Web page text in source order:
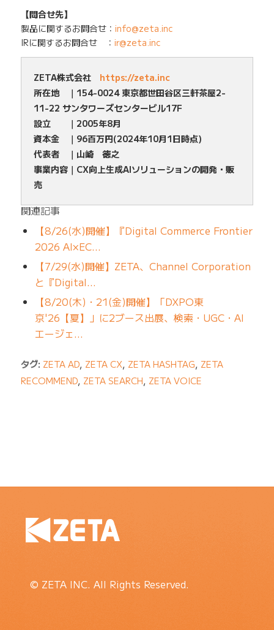
【問合せ先】
製品に関するお問合せ： info@zeta.inc
IRに関するお問合せ ： ir@zeta.inc
ZETA株式会社 https://zeta.inc
所在地 ｜154-0024 東京都世田谷区三軒茶屋2-
11-22 サンタワーズセンタービル17F
設立 ｜2005年8月
資本金 ｜96百万円(2024年10月1日時点)
代表者 ｜山崎 徳之
事業内容｜CX向上生成AIソリューションの開発・販
売
関連記事
【8/26(水)開催】『Digital Commerce Frontier
2026 AI×EC…
【7/29(水)開催】ZETA、Channel Corporation
と『Digital…
【8/20(木)・21(金)開催】「DXPO東
京'26【夏】」に2ブース出展、検索・UGC・AI
エージェ…
タグ: ZETA AD, ZETA CX, ZETA HASHTAG, ZETA
RECOMMEND, ZETA SEARCH, ZETA VOICE
© ZETA INC. All Rights Reserved.